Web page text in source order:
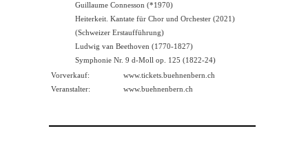
Guillaume Connesson (*1970)
Heiterkeit. Kantate für Chor und Orchester (2021)
(Schweizer Erstaufführung)
Ludwig van Beethoven (1770-1827)
Symphonie Nr. 9 d-Moll op. 125 (1822-24)
Vorverkauf:
www.tickets.buehnenbern.ch
Veranstalter:
www.buehnenbern.ch